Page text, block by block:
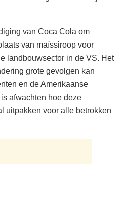
van Coca Cola om
van maïssiroop voor
landbouwsector in de VS. Het
grote gevolgen kan
en de Amerikaanse
afwachten hoe deze
uitpakken voor alle betrokken